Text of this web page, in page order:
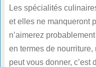
Les spécialités
et elles ne manqueront
n’aimerez
en termes de
peut vous donner, c’est